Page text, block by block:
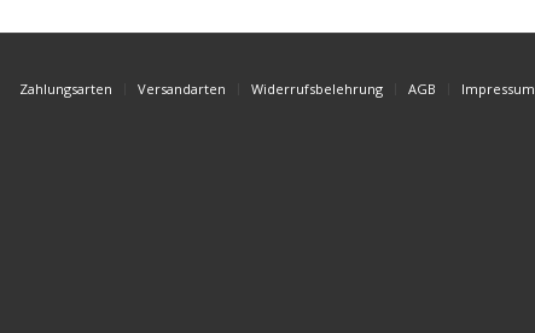
Zahlungsarten
Versandarten Widerrufsbelehrung AGB Impressum